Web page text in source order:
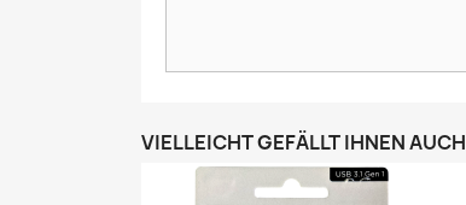
VIELLEICHT GEFÄLLT IHNEN AUCH